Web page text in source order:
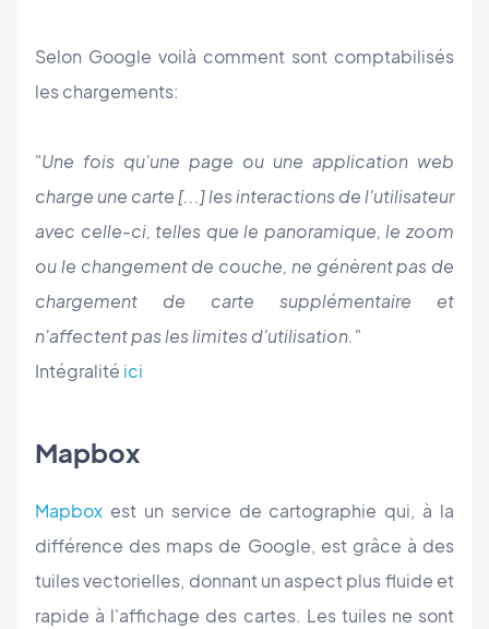
Selon Google voilà comment sont comptabilisés
les chargements:
"Une fois qu'une page ou une application web
charge une carte [...] les interactions de l'utilisateur
avec celle-ci, telles que le panoramique, le zoom
ou le changement de couche, ne génèrent pas de
chargement de carte supplémentaire et
n'affectent pas les limites d'utilisation."
Intégralité ici
Mapbox
Mapbox est un service de cartographie qui, à la
différence des maps de Google, est grâce à des
tuiles vectorielles, donnant un aspect plus fluide et
rapide à l'affichage des cartes. Les tuiles ne sont